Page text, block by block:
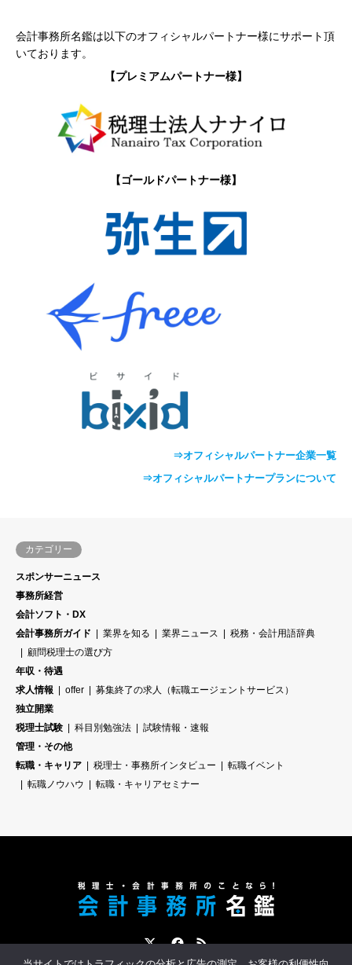
会計事務所名鑑は以下のオフィシャルパートナー様にサポート頂
いております。
【プレミアムパートナー様】
【ゴールドパートナー様】
⇒オフィシャルパートナー企業一覧
⇒オフィシャルパートナープランについて
カテゴリー
スポンサーニュース
事務所経営
会計ソフト・DX
会計事務所ガイド
業界を知る 業界ニュース
税務・会計用語辞典
顧問税理士の選び方
年収・待遇
求人情報
offer
募集終了の求人（転職エージェントサービス）
独立開業
税理士試験
科目別勉強法
試験情報・速報
管理・その他
転職・キャリア
税理士・事務所インタビュー
転職イベント
転職ノウハウ
転職・キャリアセミナー
TwitterFacebookRSS